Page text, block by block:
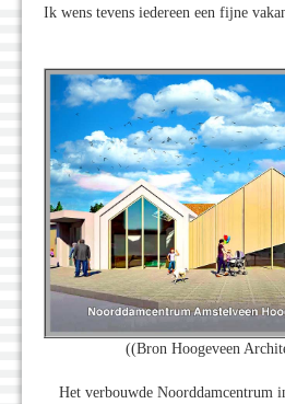
Ik wens tevens iedereen een fijne
((Bron Hoogeveen
Het verbouwde Noorddamcentrum